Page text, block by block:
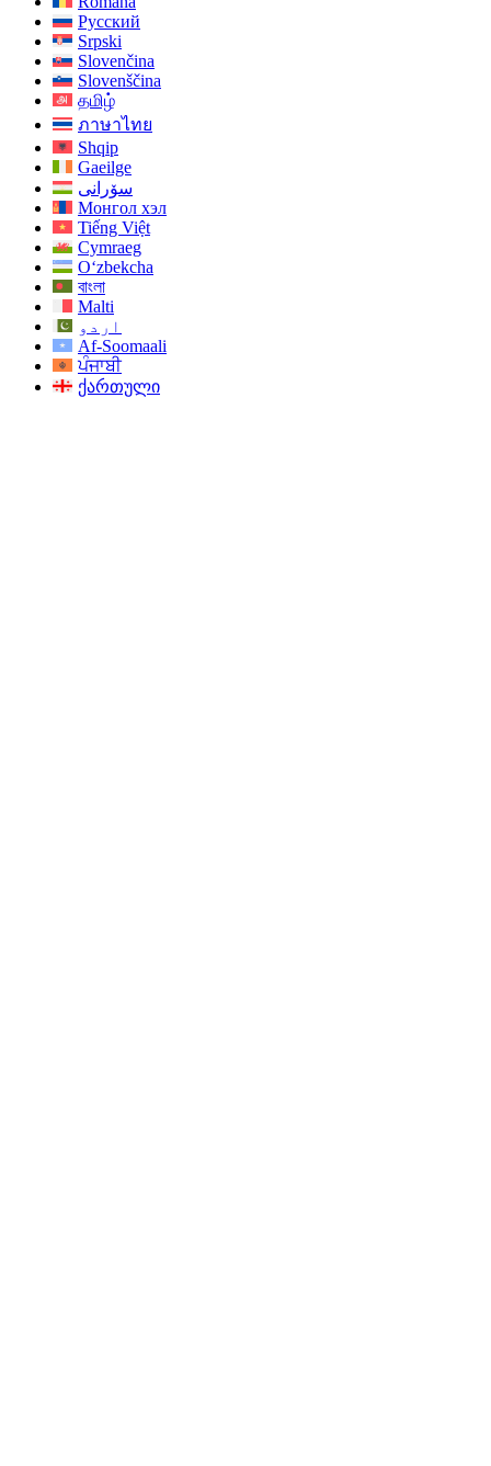
Русский
Srpski
Slovenčina
Slovenščina
தமிழ்
ภาษาไทย
Shqip
Gaeilge
سۆرانی
Монгол хэл
Tiếng Việt
Cymraeg
O‘zbekcha
বাংলা
Malti
اردو
Af-Soomaali
ਪੰਜਾਬੀ
ქართული